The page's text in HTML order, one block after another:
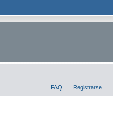
FAQ Registrarse